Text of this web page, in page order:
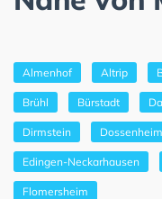
Almenhof Altrip
Brühl Bürstadt
Dirmstein Dossenheim
Edingen-Neckarhausen
Flomersheim